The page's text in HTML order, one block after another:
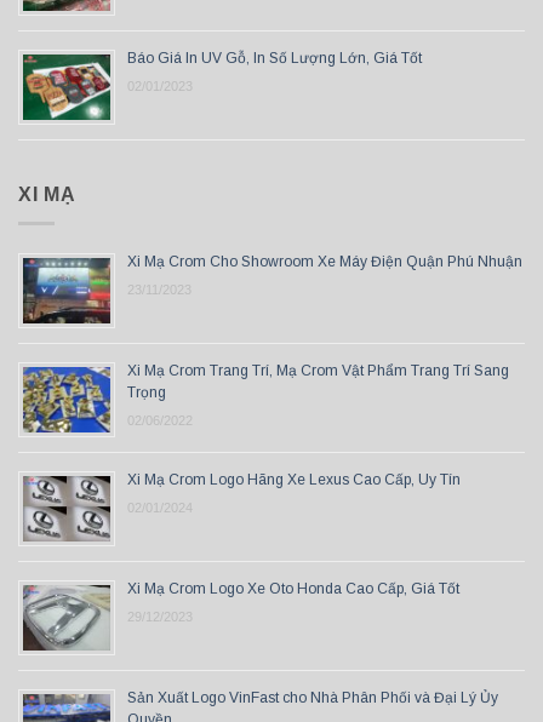
Báo Giá In UV Gỗ, In Số Lượng Lớn, Giá Tốt
02/01/2023
XI MẠ
Xi Mạ Crom Cho Showroom Xe Máy Điện Quận Phú Nhuận
23/11/2023
Xi Mạ Crom Trang Trí, Mạ Crom Vật Phẩm Trang Trí Sang
Trọng
02/06/2022
Xi Mạ Crom Logo Hãng Xe Lexus Cao Cấp, Uy Tín
02/01/2024
Xi Mạ Crom Logo Xe Oto Honda Cao Cấp, Giá Tốt
29/12/2023
Sản Xuất Logo VinFast cho Nhà Phân Phối và Đại Lý Ủy